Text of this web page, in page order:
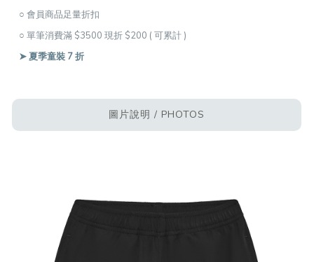
○ 會員商品足量折扣
○ 單筆消費滿 $3500 現折 $200 ( 可累計 )
➤ 夏季童裝 7 折
圖片說明 / PHOTOS